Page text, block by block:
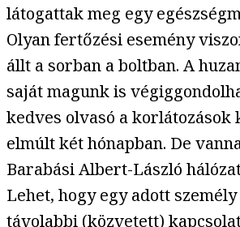
látogattak meg egy
Olyan fertőzési esemény
állt a sorban a boltban. A
saját magunk is
kedves olvasó a
elmúlt két hónapban. De
Barabási Albert-László
Lehet, hogy egy adott
távolabbi (közvetett)